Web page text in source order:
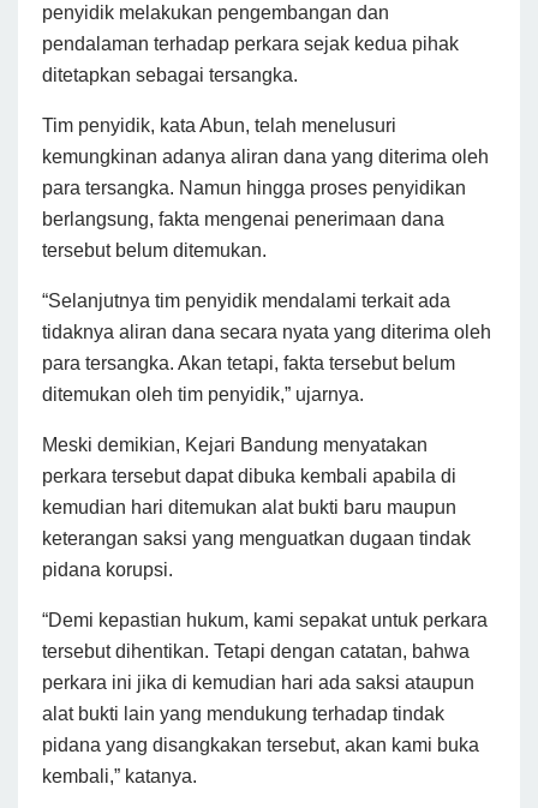
penyidik melakukan pengembangan dan
pendalaman terhadap perkara sejak kedua pihak
ditetapkan sebagai tersangka.
Tim penyidik, kata Abun, telah menelusuri
kemungkinan adanya aliran dana yang diterima oleh
para tersangka. Namun hingga proses penyidikan
berlangsung, fakta mengenai penerimaan dana
tersebut belum ditemukan.
“Selanjutnya tim penyidik mendalami terkait ada
tidaknya aliran dana secara nyata yang diterima oleh
para tersangka. Akan tetapi, fakta tersebut belum
ditemukan oleh tim penyidik,” ujarnya.
Meski demikian, Kejari Bandung menyatakan
perkara tersebut dapat dibuka kembali apabila di
kemudian hari ditemukan alat bukti baru maupun
keterangan saksi yang menguatkan dugaan tindak
pidana korupsi.
“Demi kepastian hukum, kami sepakat untuk perkara
tersebut dihentikan. Tetapi dengan catatan, bahwa
perkara ini jika di kemudian hari ada saksi ataupun
alat bukti lain yang mendukung terhadap tindak
pidana yang disangkakan tersebut, akan kami buka
kembali,” katanya.